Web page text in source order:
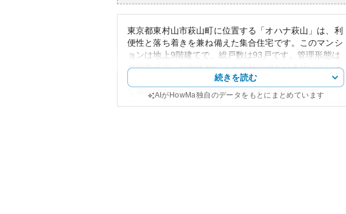
東京都東村山市萩山町に位置する「オハナ萩山」は、利
便性と落ち着きを兼ね備えた集合住宅です。このマンシ
ョンは地上9階建てで、総戸数は93戸です。管理形態は
全部委託で、日勤体制による維持管理が行き届いていま
す。この物件は第一種中高層住居専用地域にあり、閑静
な環境にあるため住環境としては非常に良好です。
続きを読む
AIがHowMa独自のデータをもとにまとめています